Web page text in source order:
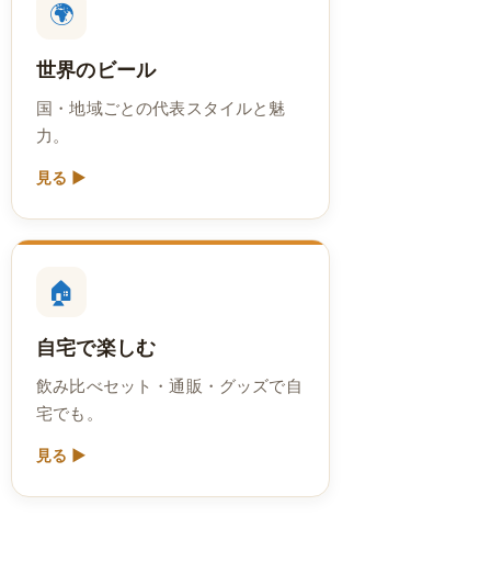
🌍
世界のビール
国・地域ごとの代表スタイルと魅
力。
見る ▶
🏠
自宅で楽しむ
飲み比べセット・通販・グッズで自
宅でも。
見る ▶